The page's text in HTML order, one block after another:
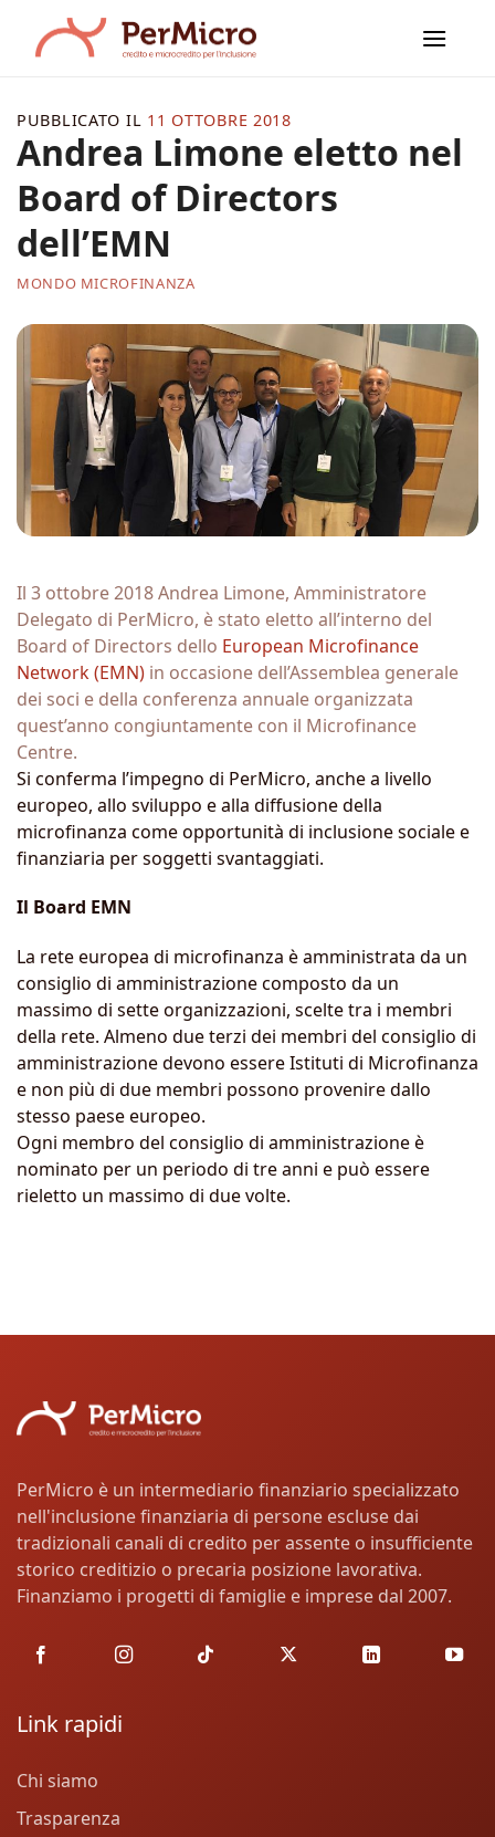
contenuti
MONDO MICROFINANZA
Andrea Limone eletto nel
Board of Directors
dell’EMN
PUBBLICATO IL 11 OTTOBRE 2018
Il 3 ottobre 2018 Andrea Limone, Amministratore
Delegato di PerMicro, è stato eletto all’interno del
Board of Directors dello European Microfinance
Network (EMN) in occasione dell’Assemblea generale
dei soci e della conferenza annuale organizzata
quest’anno congiuntamente con il Microfinance
Centre.
Si conferma l’impegno di PerMicro, anche a livello
europeo, allo sviluppo e alla diffusione della
microfinanza come opportunità di inclusione sociale e
finanziaria per soggetti svantaggiati.
Il Board EMN
La rete europea di microfinanza è amministrata da un
consiglio di amministrazione composto da un
massimo di sette organizzazioni, scelte tra i membri
della rete. Almeno due terzi dei membri del consiglio di
amministrazione devono essere Istituti di Microfinanza
e non più di due membri possono provenire dallo
stesso paese europeo.
Ogni membro del consiglio di amministrazione è
nominato per un periodo di tre anni e può essere
rieletto un massimo di due volte.
PerMicro è un intermediario finanziario specializzato
nell'inclusione finanziaria di persone escluse dai
tradizionali canali di credito per assente o insufficiente
storico creditizio o precaria posizione lavorativa.
Finanziamo i progetti di famiglie e imprese dal 2007.
Link rapidi
Chi siamo
Trasparenza